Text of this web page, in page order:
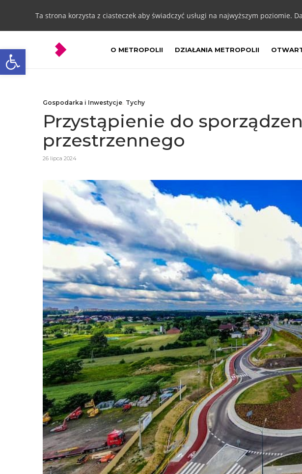
Otwórz pasek narzędzi
Ta strona korzysta z ciasteczek aby świadczyć usługi na najwyższym poziomie.
O METROPOLII DZIAŁANIA METROPOLII
Gospodarka i Inwestycje, Tychy
Przystąpienie do
przestrzennego
26 lipca 2024